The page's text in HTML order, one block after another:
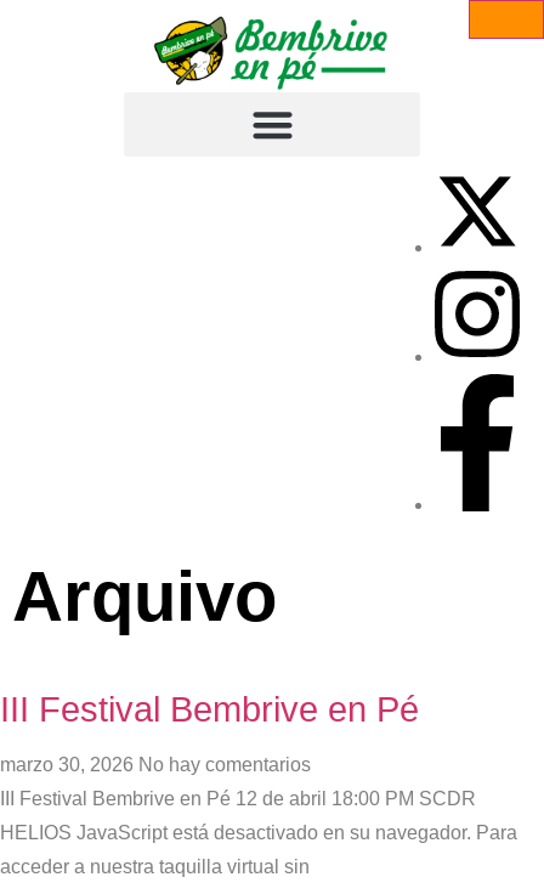
Arquivo
III Festival Bembrive en Pé
marzo 30, 2026 No hay comentarios
III Festival Bembrive en Pé 12 de abril 18:00 PM SCDR
HELIOS JavaScript está desactivado en su navegador. Para
acceder a nuestra taquilla virtual sin